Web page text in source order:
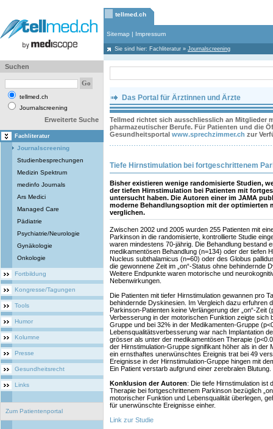
tellmed.ch
Sitemap | Impressum
Sie sind hier: Fachliteratur » Journalscreening
Suchen
tellmed.ch
Journalscreening
Erweiterte Suche
Fachliteratur
Journalscreening
Studienbesprechungen
Medizin Spektrum
medinfo Journals
Ars Medici
Managed Care
Pädiatrie
Psychiatrie/Neurologie
Gynäkologie
Onkologie
Fortbildung
Kongresse/Tagungen
Tools
Humor
Kolumne
Presse
Gesundheitsrecht
Links
Zum Patientenportal
Das Portal für Ärztinnen und Ärzte
Tellmed richtet sich ausschliesslich an Mitglieder
pharmazeutischer Berufe. Für Patienten und die
Gesundheitsportal www.sprechzimmer.ch zur
Tiefe Hirnstimulation bei fortgeschrittenem
Bisher existieren wenige randomisierte Studien,
der tiefen Hirnstimulation bei Patienten mit
untersucht haben. Die Autoren einer im JAMA
moderne Behandlungsoption mit der optimierten
verglichen.
Zwischen 2002 und 2005 wurden 255 Patienten mit
Parkinson in die randomisierte, kontrollierte Studie
waren mindestens 70-jährig. Die Behandlung bestand
medikamentösen Behandlung (n=134) oder der tiefen
Nucleus subthalamicus (n=60) oder des Globus
die gewonnene Zeit im „on“-Status ohne behindernde
Weitere Endpunkte waren motorische und
Nebenwirkungen.
Die Patienten mit tiefer Hirnstimulation gewannen pro
behindernde Dyskinesien. Im Vergleich dazu erfuhren
Parkinson-Patienten keine Verlängerung der „on“-Zeit
Verbesserung in der motorischen Funktion zeigte sich
Gruppe und bei 32% in der Medikamenten-Gruppe
Lebensqualitätsverbesserung war nach Implantation
grösser als unter der medikamentösen Therapie
der Hirnstimulation-Gruppe signifikant höher als in der
ein ernsthaftes unerwünschtes Ereignis trat bei 49
Ereignisse in der Hirnstimulation-Gruppe hingen mit
Ein Patient verstarb aufgrund einer zerebralen Blutung.
Konklusion der Autoren: Die tiefe Hirnstimulation ist
Therapie bei fortgeschrittenem Parkinson bezüglich
motorischer Funktion und Lebensqualität überlegen,
für unerwünschte Ereignisse einher.
Link zur Studie